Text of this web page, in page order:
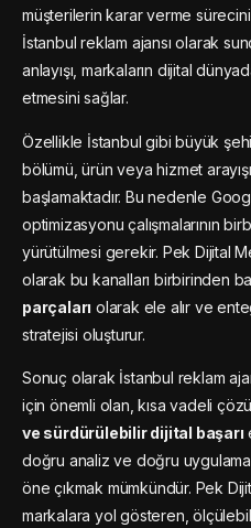
müşterilerin karar verme
İstanbul reklam ajansı olarak
anlayışı, markaların dijital
etmesini sağlar.
Özellikle İstanbul gibi büyük
bölümü, ürün veya hizmet
başlamaktadır. Bu nedenle
optimizasyonu çalışmalarının
yürütülmesi gerekir. Pek Dijital
olarak bu kanalları birbirinden
parçaları olarak ele alır ve
stratejisi oluşturur.
Sonuç olarak İstanbul reklam
için önemli olan, kısa vadeli
ve sürdürülebilir dijital başarı
doğru analiz ve doğru
öne çıkmak mümkündür. Pek
markalara yol gösteren,